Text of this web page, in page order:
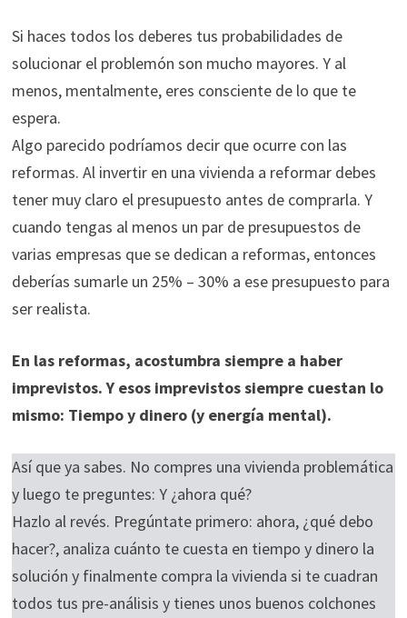
Si haces todos los deberes tus probabilidades de
solucionar el problemón son mucho mayores. Y al
menos, mentalmente, eres consciente de lo que te
espera.
Algo parecido podríamos decir que ocurre con las
reformas. Al invertir en una vivienda a reformar debes
tener muy claro el presupuesto antes de comprarla. Y
cuando tengas al menos un par de presupuestos de
varias empresas que se dedican a reformas, entonces
deberías sumarle un 25% – 30% a ese presupuesto para
ser realista.
En las reformas, acostumbra siempre a haber
imprevistos. Y esos imprevistos siempre cuestan lo
mismo: Tiempo y dinero (y energía mental).
Así que ya sabes. No compres una vivienda problemática
y luego te preguntes: Y ¿ahora qué?
Hazlo al revés. Pregúntate primero: ahora, ¿qué debo
hacer?, analiza cuánto te cuesta en tiempo y dinero la
solución y finalmente compra la vivienda si te cuadran
todos tus pre-análisis y tienes unos buenos colchones